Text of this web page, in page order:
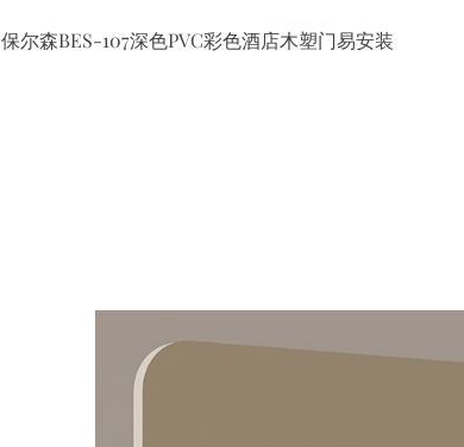
保尔森BES-107深色PVC彩色酒店木塑门易安装